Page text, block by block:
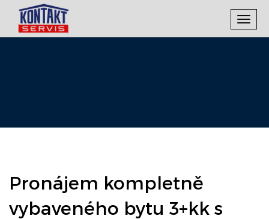
Pronájem kompletně
vybaveného bytu 3+kk s